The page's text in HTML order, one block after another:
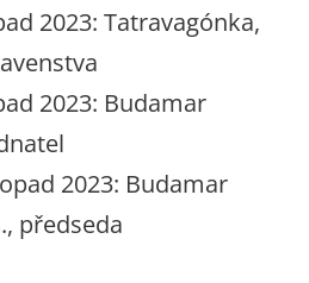
2023: Tatravagónka,
2023: Budamar
2023: Budamar
předseda